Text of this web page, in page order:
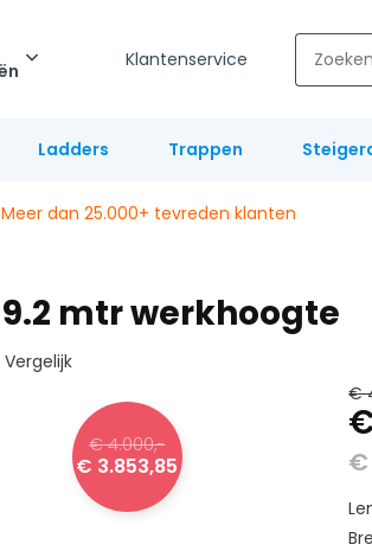
Klantenservice
Ladders Trappen
Meer dan 25.000+ tevreden klanten
9.2 mtr werkhoogte
Vergelijk
€ 4.000,-
€ 3.853,85
€
€